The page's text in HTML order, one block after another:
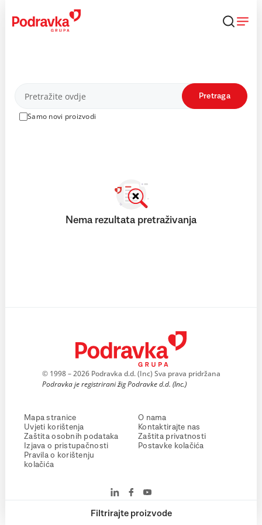
content
Proizvodi
Samo novi proizvodi
Pretraga
Filtrirajte proizvode
Nema rezultata pretraživanja
© 1998 – 2026 Podravka d.d. (Inc) Sva prava pridržana
Podravka je registrirani žig Podravke d.d. (Inc.)
Mapa stranice
Uvjeti korištenja
Zaštita osobnih podataka
Izjava o pristupačnosti
Pravila o korištenju
kolačića
O nama
Kontaktirajte nas
Zaštita privatnosti
Postavke kolačića